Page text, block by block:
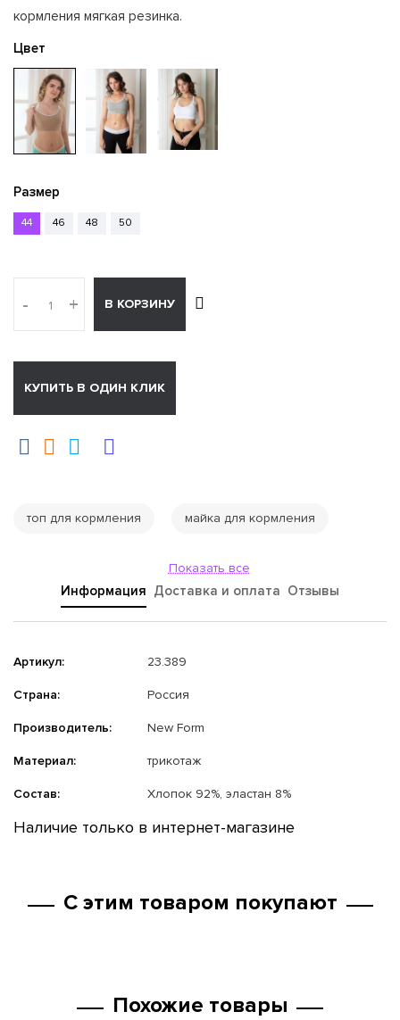
кормления мягкая резинка.
Цвет
Размер
44 46 48 50
- + В КОРЗИНУ
КУПИТЬ В ОДИН КЛИК
топ для кормления майка для кормления
Показать все
Информация Доставка и оплата Отзывы
Артикул: 23.389
Страна: Россия
Производитель: New Form
Материал: трикотаж
Состав: Хлопок 92%, эластан 8%
Наличие только в интернет-магазине
С этим товаром покупают
Похожие товары